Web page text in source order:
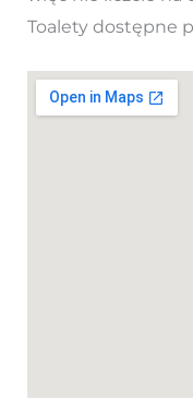
Toalety dostępne